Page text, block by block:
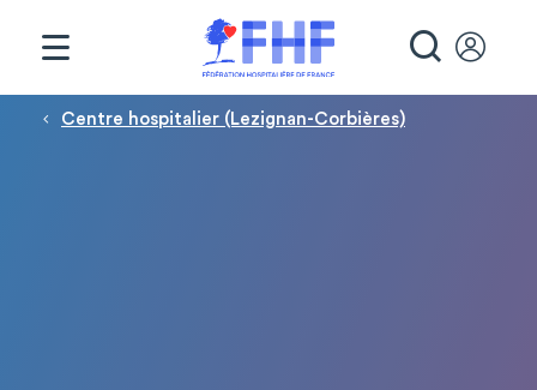
Fil d'Ariane
Centre hospitalier (Lezignan-Corbières)
Panneau de gestion des cookies